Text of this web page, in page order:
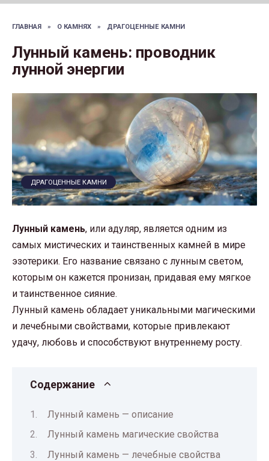
ГЛАВНАЯ » О КАМНЯХ » ДРАГОЦЕННЫЕ КАМНИ
Лунный камень: проводник
лунной энергии
ДРАГОЦЕННЫЕ КАМНИ
Лунный камень, или адуляр, является одним из
самых мистических и таинственных камней в мире
эзотерики. Его название связано с лунным светом,
которым он кажется пронизан, придавая ему мягкое
и таинственное сияние.
Лунный камень обладает уникальными магическими
и лечебными свойствами, которые привлекают
удачу, любовь и способствуют внутреннему росту.
Содержание
Лунный камень — описание
Лунный камень магические свойства
Лунный камень — лечебные свойства